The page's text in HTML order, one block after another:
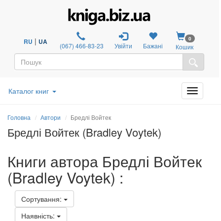
RU | UA (067) 466-83-23 Увійти Бажані
0
Кошик
Каталог книг
Головна Автори Бредлі Войтек
Бредлі Войтек (Bradley Voytek)
Книги автора Бредлі Войтек
(Bradley Voytek) :
Сортування:
Наявність: